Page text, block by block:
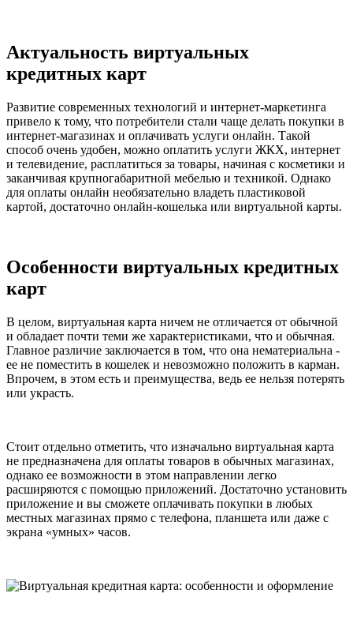
Актуальность виртуальных
кредитных карт
Развитие современных технологий и интернет-маркетинга
привело к тому, что потребители стали чаще делать покупки в
интернет-магазинах и оплачивать услуги онлайн. Такой
способ очень удобен, можно оплатить услуги ЖКХ, интернет
и телевидение, расплатиться за товары, начиная с косметики и
заканчивая крупногабаритной мебелью и техникой. Однако
для оплаты онлайн необязательно владеть пластиковой
картой, достаточно онлайн-кошелька или виртуальной карты.
Особенности виртуальных кредитных
карт
В целом, виртуальная карта ничем не отличается от обычной
и обладает почти теми же характеристиками, что и обычная.
Главное различие заключается в том, что она нематериальна -
ее не поместить в кошелек и невозможно положить в карман.
Впрочем, в этом есть и преимущества, ведь ее нельзя потерять
или украсть.
Стоит отдельно отметить, что изначально виртуальная карта
не предназначена для оплаты товаров в обычных магазинах,
однако ее возможности в этом направлении легко
расширяются с помощью приложений. Достаточно установить
приложение и вы сможете оплачивать покупки в любых
местных магазинах прямо с телефона, планшета или даже с
экрана «умных» часов.